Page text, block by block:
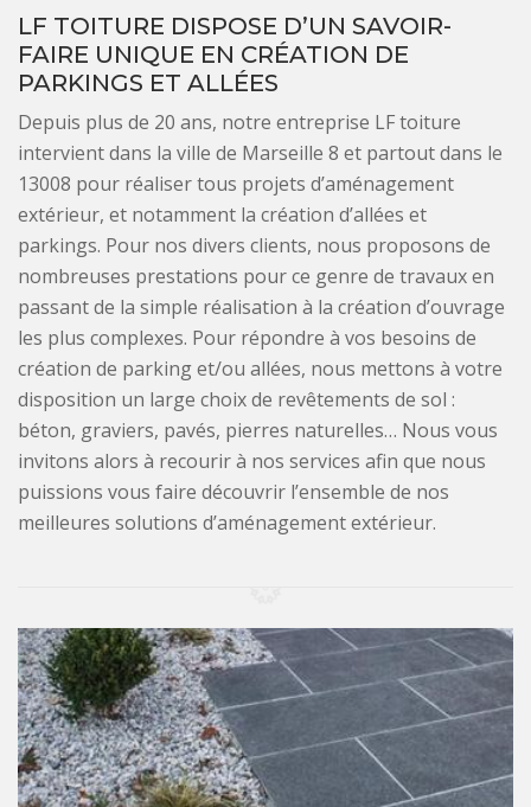
LF TOITURE DISPOSE D’UN SAVOIR-
FAIRE UNIQUE EN CRÉATION DE
PARKINGS ET ALLÉES
Depuis plus de 20 ans, notre entreprise LF toiture
intervient dans la ville de Marseille 8 et partout dans le
13008 pour réaliser tous projets d’aménagement
extérieur, et notamment la création d’allées et
parkings. Pour nos divers clients, nous proposons de
nombreuses prestations pour ce genre de travaux en
passant de la simple réalisation à la création d’ouvrage
les plus complexes. Pour répondre à vos besoins de
création de parking et/ou allées, nous mettons à votre
disposition un large choix de revêtements de sol :
béton, graviers, pavés, pierres naturelles… Nous vous
invitons alors à recourir à nos services afin que nous
puissions vous faire découvrir l’ensemble de nos
meilleures solutions d’aménagement extérieur.